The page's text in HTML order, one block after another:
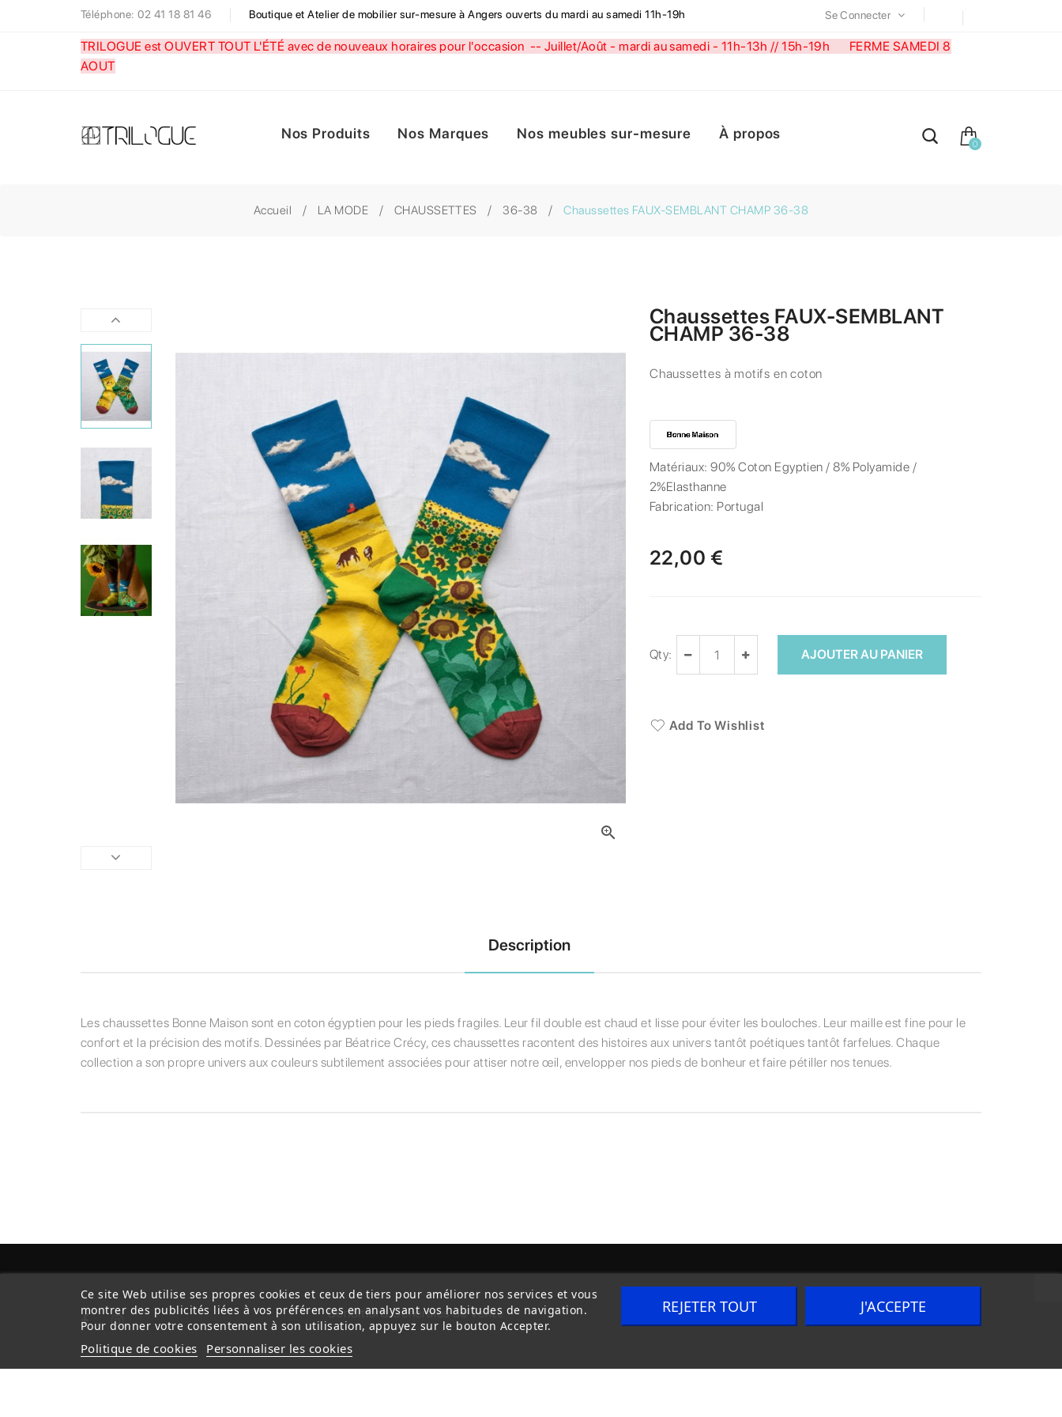
Téléphone: 02 41 18 81 46 Boutique et Atelier de mobilier sur-mesure à Angers ouverts du mardi au samedi 11h-19h Se Connecter
TRILOGUE est OUVERT TOUT L'ÉTÉ avec de nouveaux horaires pour l'occasion -- Juillet/Août - mardi au samedi - 11h-13h // 15h-19h FERME SAMEDI 8
AOUT
Nos Produits Nos Marques Nos meubles sur-mesure À propos
0
Accueil LA MODE CHAUSSETTES 36-38 Chaussettes FAUX-SEMBLANT CHAMP 36-38

Chaussettes FAUX-SEMBLANT
CHAMP 36-38
Chaussettes à motifs en coton
Matériaux:90% Coton Egyptien / 8% Polyamide /
2%Elasthanne
Fabrication: Portugal
22,00 €
Qty: AJOUTER AU PANIER
Add To Wishlist
Description
Les chaussettes Bonne Maison sont en coton égyptien pour les pieds fragiles. Leur fil double est chaud et lisse pour éviter les bouloches. Leur maille est fine pour le
confort et la précision des motifs. Dessinées par Béatrice Crécy, ces chaussettes racontent des histoires aux univers tantôt poétiques tantôt farfelues. Chaque
collection a son propre univers aux couleurs subtilement associées pour attiser notre œil, envelopper nos pieds de bonheur et faire pétiller nos tenues.
Conditions Générales de Vente Livraison Nous contacter
Ce site Web utilise ses propres cookies et ceux de tiers pour améliorer nos services et vous
montrer des publicités liées à vos préférences en analysant vos habitudes de navigation.
Pour donner votre consentement à son utilisation, appuyez sur le bouton Accepter.
Politique de cookies Personnaliser les cookies
REJETER TOUT J'ACCEPTE